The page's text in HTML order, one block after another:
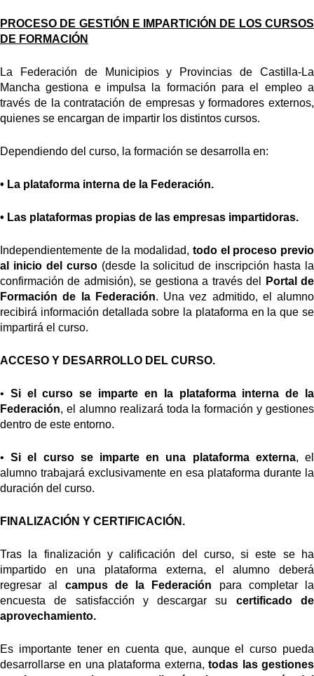
PROCESO DE GESTIÓN E IMPARTICIÓN DE LOS CURSOS
DE FORMACIÓN
La Federación de Municipios y Provincias de Castilla-La
Mancha gestiona e impulsa la formación para el empleo a
través de la contratación de empresas y formadores externos,
quienes se encargan de impartir los distintos cursos.
Dependiendo del curso, la formación se desarrolla en:
• La plataforma interna de la Federación.
• Las plataformas propias de las empresas impartidoras.
Independientemente de la modalidad, todo el proceso previo
al inicio del curso(desde la solicitud de inscripción hasta la
confirmación de admisión), se gestiona a través del
Portal de
Formación de la Federación. Una vez admitido, el alumno
recibirá información detallada sobre la plataforma en la que se
impartirá el curso.
ACCESO Y DESARROLLO DEL CURSO.
• Si el curso se imparte en la plataforma interna de la
Federación, el alumno realizará toda la formación y gestiones
dentro de este entorno.
•Si el curso se imparte en una plataforma externa, el
alumno trabajará exclusivamente en esa plataforma durante la
duración del curso.
FINALIZACIÓN Y CERTIFICACIÓN.
Tras la finalización y calificación del curso, si este se ha
impartido en una plataforma externa, el alumno deberá
regresar al campus de la Federación para completar la
encuesta de satisfacción y descargar su certificado de
aprovechamiento.
Es importante tener en cuenta que, aunque el curso pueda
desarrollarse en una plataforma externa,todas las gestiones